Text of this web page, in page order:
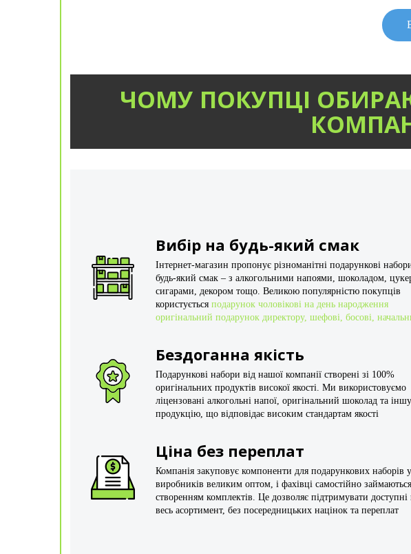
ЧОМУ ПОКУПЦІ
Вибір на будь-який смак
Інтернет-магазин пропонує різноманітні подарункові
будь-який смак – з алкогольними напоями, шоколадом,
сигарами, декором тощо. Великою популярністю покупців
користується подарунок чоловікові на день народження
оригінальний подарунок директору, шефові, босові,
Бездоганна якість
Подарункові набори від нашої компанії створені зі 100%
оригінальних продуктів високої якості. Ми використовуємо
ліцензовані алкогольні напої, оригінальний шоколад та іншу
продукцію, що відповідає високим стандартам якості
Ціна без переплат
Компанія закуповує компоненти для подарункових наборів у
виробників великим оптом, і фахівці самостійно займаються
створенням комплектів. Це дозволяє підтримувати доступні
весь асортимент, без посередницьких націнок та переплат